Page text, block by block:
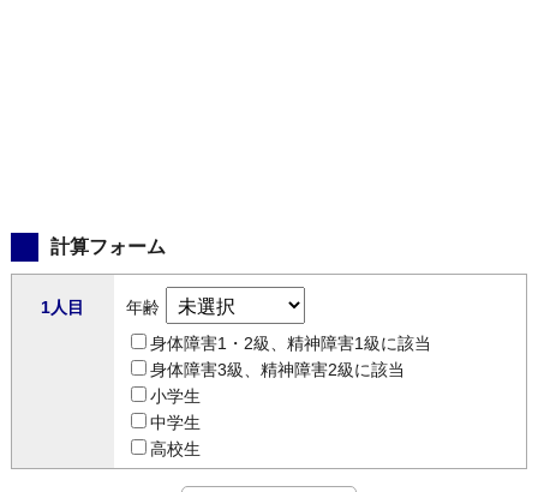
計算フォーム
1人目
年齢
身体障害1・2級、精神障害1級に該当
身体障害3級、精神障害2級に該当
小学生
中学生
高校生